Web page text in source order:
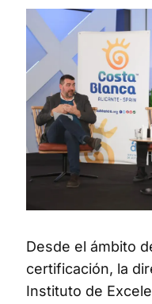
Desde el ámbito
certificación, la
Instituto de